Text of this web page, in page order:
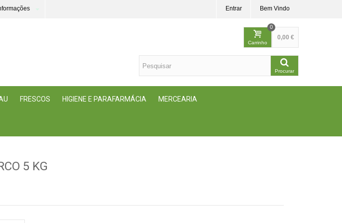
Bem Vindo
Entrar
Carrinho
0
0,00 €
Procurar
FRESCOS HIGIENE E PARAFARMÁCIA MERCEARIA
5 KG